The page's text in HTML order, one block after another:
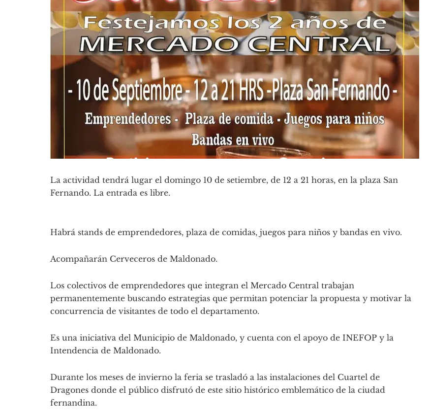
La actividad tendrá lugar el domingo 10 de setiembre, de 12 a 21 horas, en la plaza San
Fernando. La entrada es libre.
Habrá stands de emprendedores, plaza de comidas, juegos para niños y bandas en vivo.
Acompañarán Cerveceros de Maldonado.
Los colectivos de emprendedores que integran el Mercado Central trabajan
permanentemente buscando estrategias que permitan potenciar la propuesta y motivar la
concurrencia de visitantes de todo el departamento.
Es una iniciativa del Municipio de Maldonado, y cuenta con el apoyo de INEFOP y la
Intendencia de Maldonado.
Durante los meses de invierno la feria se trasladó a las instalaciones del Cuartel de
Dragones donde el público disfrutó de este sitio histórico emblemático de la ciudad
fernandina.